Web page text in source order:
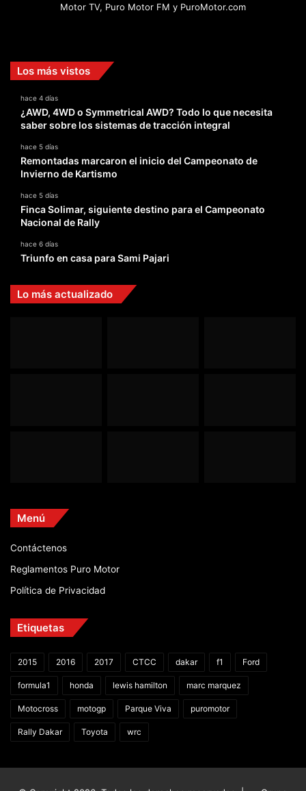
Motor TV, Puro Motor FM y PuroMotor.com
Los más vistos
hace 4 días
¿AWD, 4WD o Symmetrical AWD? Todo lo que necesita
saber sobre los sistemas de tracción integral
hace 5 días
Remontadas marcaron el inicio del Campeonato de
Invierno de Kartismo
hace 5 días
Finca Solimar, siguiente destino para el Campeonato
Nacional de Rally
hace 6 días
Triunfo en casa para Sami Pajari
Lo más actualizado
Menú
Contáctenos
Reglamentos Puro Motor
Política de Privacidad
Etiquetas
2015 2016 2017 CTCC dakar f1 Ford
formula1 honda lewis hamilton marc marquez
Motocross motogp Parque Viva puromotor
Rally Dakar Toyota wrc